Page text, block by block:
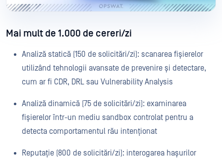
Mai mult de 1.000 de cereri/zi
Analiză statică (150 de solicitări/zi): scanarea fișierelor
utilizând tehnologii avansate de prevenire și detectare,
cum ar fi CDR, DRL sau Vulnerability Analysis
Analiză dinamică (75 de solicitări/zi): examinarea
fișierelor într-un mediu sandbox controlat pentru a
detecta comportamentul rău intenționat
Reputație (800 de solicitări/zi): interogarea hașurilor